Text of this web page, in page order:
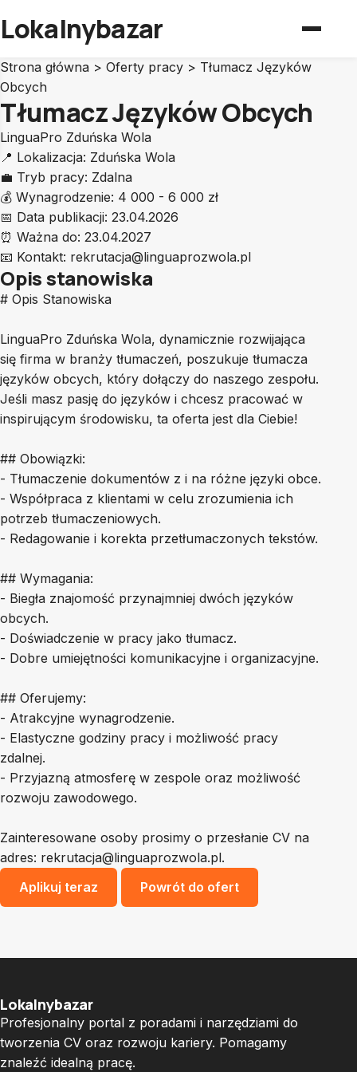
Lokalnybazar
Strona główna > Oferty pracy > Tłumacz Języków
Obcych
Tłumacz Języków Obcych
LinguaPro Zduńska Wola
📍 Lokalizacja: Zduńska Wola
💼 Tryb pracy: Zdalna
💰 Wynagrodzenie: 4 000 - 6 000 zł
📅 Data publikacji: 23.04.2026
⏰ Ważna do: 23.04.2027
📧 Kontakt: rekrutacja@linguaprozwola.pl
Opis stanowiska
# Opis Stanowiska
LinguaPro Zduńska Wola, dynamicznie rozwijająca
się firma w branży tłumaczeń, poszukuje tłumacza
języków obcych, który dołączy do naszego zespołu.
Jeśli masz pasję do języków i chcesz pracować w
inspirującym środowisku, ta oferta jest dla Ciebie!
## Obowiązki:
- Tłumaczenie dokumentów z i na różne języki obce.
- Współpraca z klientami w celu zrozumienia ich
potrzeb tłumaczeniowych.
- Redagowanie i korekta przetłumaczonych tekstów.
## Wymagania:
- Biegła znajomość przynajmniej dwóch języków
obcych.
- Doświadczenie w pracy jako tłumacz.
- Dobre umiejętności komunikacyjne i organizacyjne.
## Oferujemy:
- Atrakcyjne wynagrodzenie.
- Elastyczne godziny pracy i możliwość pracy
zdalnej.
- Przyjazną atmosferę w zespole oraz możliwość
rozwoju zawodowego.
Zainteresowane osoby prosimy o przesłanie CV na
adres: rekrutacja@linguaprozwola.pl.
Aplikuj teraz
Powrót do ofert
Lokalnybazar
Profesjonalny portal z poradami i narzędziami do
tworzenia CV oraz rozwoju kariery. Pomagamy
znaleźć idealną pracę.